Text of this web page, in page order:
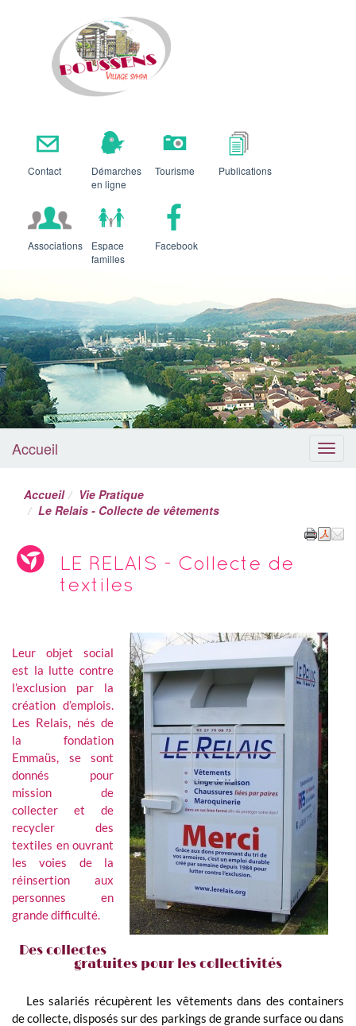
Boussens
Contact
Démarches
en ligne
Tourisme Publications
Associations
Espace
familles
Facebook
Menu
Accueil
Accueil
Vie Pratique
Le Relais - Collecte de vêtements
LE RELAIS - Collecte de
textiles
Leur objet social
est la lutte contre
l’exclusion par la
création d’emplois.
Les Relais, nés de
la fondation
Emmaüs, se sont
donnés pour
mission de
collecter et de
recycler des
textiles en ouvrant
les voies de la
réinsertion aux
personnes en
grande difficulté.
Des collectes
gratuites pour les collectivités
Les salariés récupèrent les vêtements dans des containers
de collecte, disposés sur des parkings de grande surface ou dans